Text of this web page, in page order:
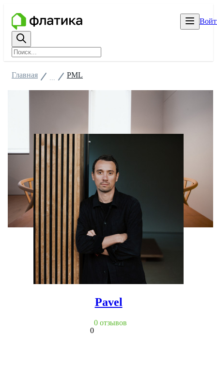
Главная PML
Pavel
0
0 отзывов